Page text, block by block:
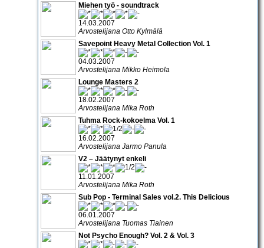
Miehen työ - soundtrack
14.03.2007
Arvostelijana Otto Kylmälä
Savepoint Heavy Metal Collection Vol. 1
04.03.2007
Arvostelijana Mikko Heimola
Lounge Masters 2
18.02.2007
Arvostelijana Mika Roth
Tuhma Rock-kokoelma Vol. 1
16.02.2007
Arvostelijana Jarmo Panula
V2 – Jäätynyt enkeli
11.01.2007
Arvostelijana Mika Roth
Sub Pop - Terminal Sales vol.2. This Delicious
06.01.2007
Arvostelijana Tuomas Tiainen
Not Psycho Enough? Vol. 2 & Vol. 3